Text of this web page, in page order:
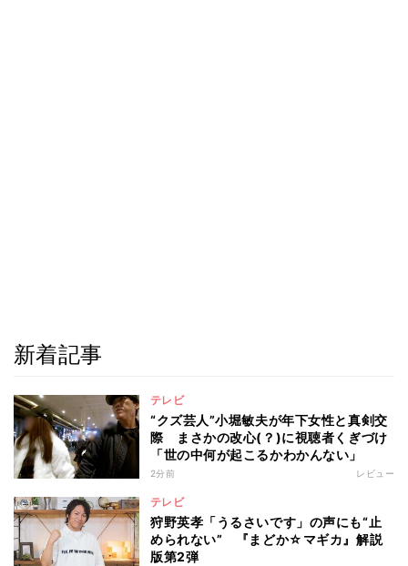
新着記事
テレビ
“クズ芸人”小堀敏夫が年下女性と真剣交
際 まさかの改心(？)に視聴者くぎづけ
「世の中何が起こるかわかんない」
2分前 レビュー
テレビ
狩野英孝「うるさいです」の声にも“止
められない” 『まどか☆マギカ』解説
版第2弾